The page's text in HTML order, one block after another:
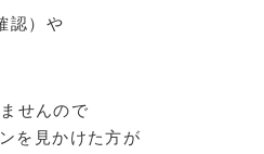
認）や
せんので
を見かけた方が